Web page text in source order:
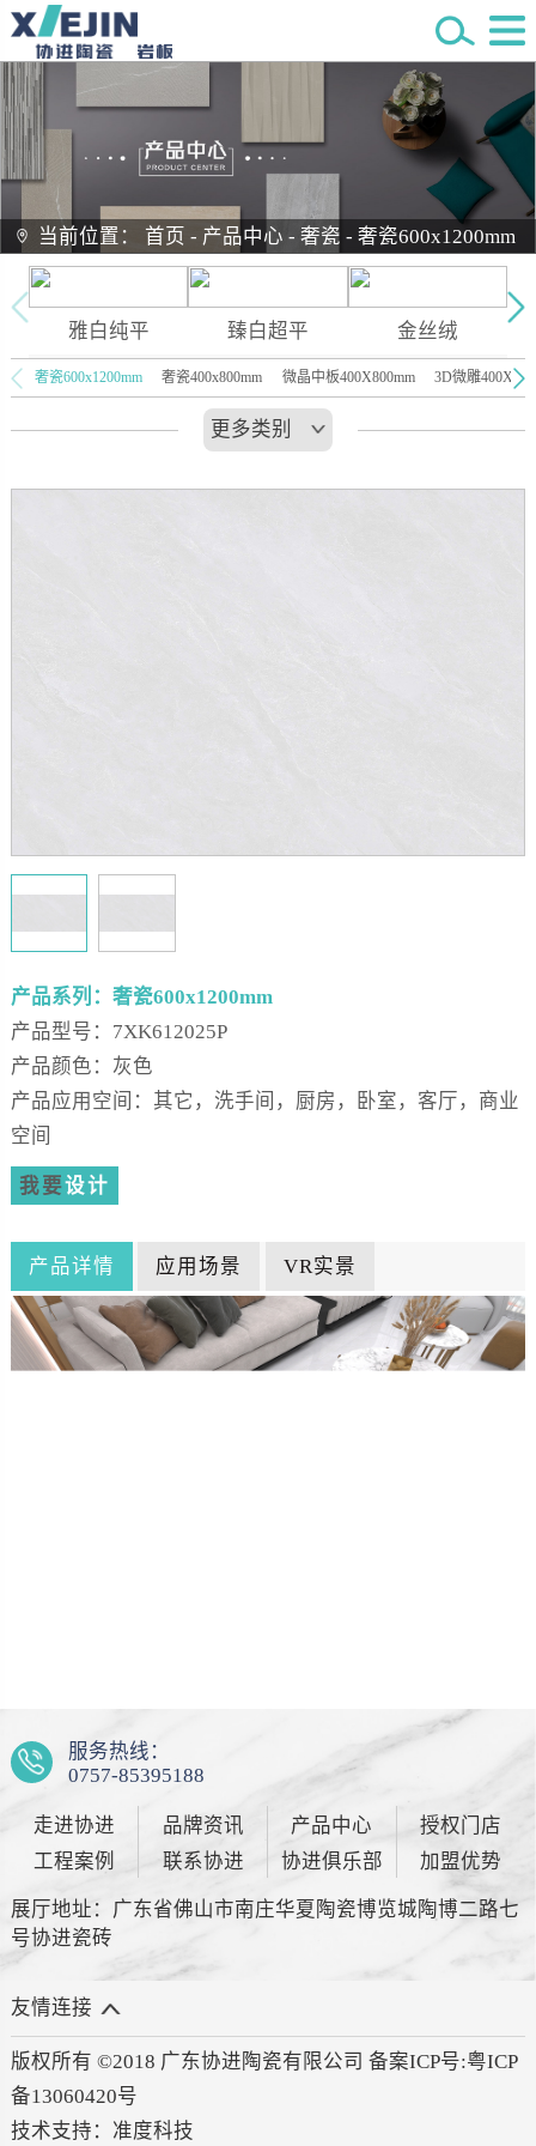
当前位置： 首页 - 产品中心 -奢瓷 -奢瓷600x1200mm
雅白纯平 臻白超平 金丝绒
奢瓷600x1200mm 奢瓷400x800mm 微晶中板400X800mm 3D微雕
更多类别
产品系列：奢瓷600x1200mm
产品型号：7XK612025P
产品颜色：灰色
产品应用空间：其它，洗手间，厨房，卧室，客厅，商业
空间
我要设计
产品详情 应用场景 VR实景
服务热线：
0757-85395188
走进协进 品牌资讯 产品中心
授权门店
工程案例
联系协进 协进俱乐部 加盟优势
展厅地址：广东省佛山市南庄华夏陶瓷博览城陶博二路七
号协进瓷砖
友情连接
版权所有 ©2018 广东协进陶瓷有限公司 备案ICP号:粤ICP
备13060420号
技术支持： 准度科技